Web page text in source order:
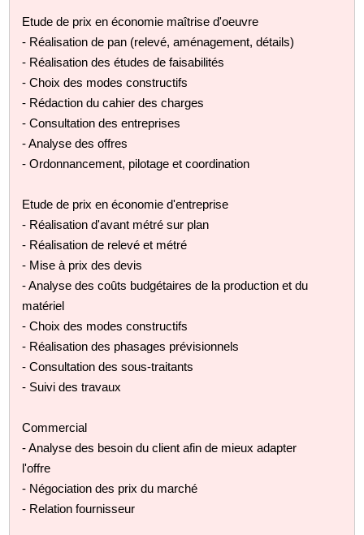
Etude de prix en économie maîtrise d'oeuvre
- Réalisation de pan (relevé, aménagement, détails)
- Réalisation des études de faisabilités
- Choix des modes constructifs
- Rédaction du cahier des charges
- Consultation des entreprises
- Analyse des offres
- Ordonnancement, pilotage et coordination
Etude de prix en économie d'entreprise
- Réalisation d'avant métré sur plan
- Réalisation de relevé et métré
- Mise à prix des devis
- Analyse des coûts budgétaires de la production et du
matériel
- Choix des modes constructifs
- Réalisation des phasages prévisionnels
- Consultation des sous-traitants
- Suivi des travaux
Commercial
- Analyse des besoin du client afin de mieux adapter
l'offre
- Négociation des prix du marché
- Relation fournisseur